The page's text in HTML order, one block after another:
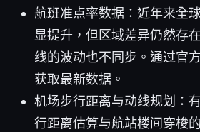
航班准点率数据：近年来全
显提升，但区域差异仍然存
线的波动也不同步。通过官
获取最新数据。
机场步行距离与动线规划：
行距离估算与航站楼间穿梭